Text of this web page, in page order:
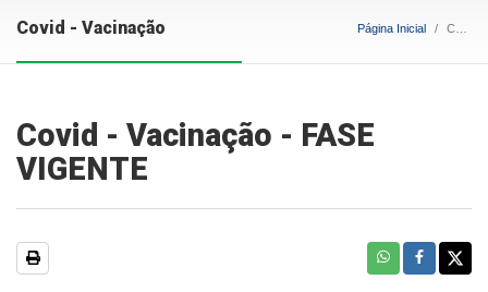
Covid - Vacinação Página Inicial Covid - Vacinação
Covid - Vacinação - FASE
VIGENTE